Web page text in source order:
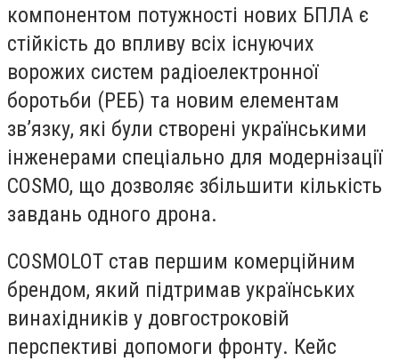
компонентом потужності нових БПЛА є
стійкість до впливу всіх існуючих
ворожих систем радіоелектронної
боротьби (РЕБ) та новим елементам
зв’язку, які були створені українськими
інженерами спеціально для модернізації
COSMO, що дозволяє збільшити кількість
завдань одного дрона.
COSMOLOT став першим комерційним
брендом, який підтримав українських
винахідників у довгостроковій
перспективі допомоги фронту. Кейс